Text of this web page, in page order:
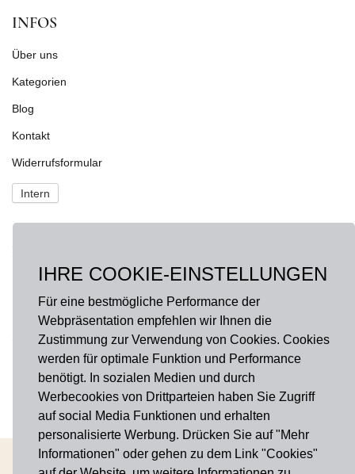
IHRE COOKIE-EINSTELLUNGEN
Für eine bestmögliche Performance der
Webpräsentation empfehlen wir Ihnen die
Zustimmung zur Verwendung von Cookies. Cookies
werden für optimale Funktion und Performance
benötigt. In sozialen Medien und durch
Werbecookies von Drittparteien haben Sie Zugriff
auf social Media Funktionen und erhalten
personalisierte Werbung. Drücken Sie auf "Mehr
Informationen" oder gehen zu dem Link "Cookies"
INFOS
Über uns
Kategorien
Blog
Kontakt
Widerrufsformular
Intern
Fragen?onlineshop@hausdermanufakturen.de
FOLGE UNS AUF
Instagram
AGB Widerrufsbelehrung Impressum Datenschutz Cookies